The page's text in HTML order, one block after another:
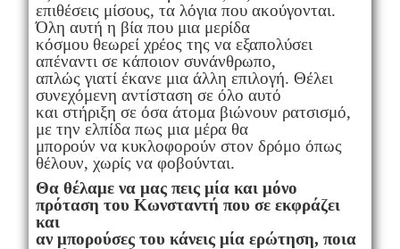
επιθέσεις μίσους, τα λόγια που ακούγονται.
Όλη αυτή η βία που μια μερίδα
κόσμου θεωρεί χρέος της να εξαπολύσει
απέναντι σε κάποιον συνάνθρωπο,
απλώς γιατί έκανε μια άλλη επιλογή. Θέλει
συνεχόμενη αντίσταση σε όλο αυτό
και στήριξη σε όσα άτομα βιώνουν ρατσισμό,
με την ελπίδα πως μια μέρα θα
μπορούν να κυκλοφορούν στον δρόμο όπως
θέλουν, χωρίς να φοβούνται.
Θα θέλαμε να μας πεις μία και μόνο
πρόταση του Κωνσταντή που σε εκφράζει
και
αν μπορούσες του κάνεις μία ερώτηση, ποια